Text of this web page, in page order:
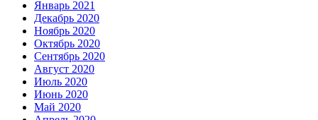
Январь 2021
Декабрь 2020
Ноябрь 2020
Октябрь 2020
Сентябрь 2020
Август 2020
Июль 2020
Июнь 2020
Май 2020